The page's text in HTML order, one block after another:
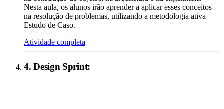
Nesta aula, os alunos irão aprender a aplicar esses conceitos
na resolução de problemas, utilizando a metodologia ativa
Estudo de Caso.
Atividade completa
4.Design Sprint: